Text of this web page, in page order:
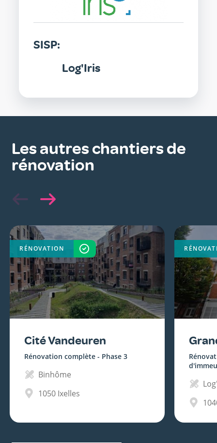
SISP:
Log'Iris
Les autres chantiers de
rénovation
Cité Vandeuren
Rénovation complète - Phase 3
Binhôme
1050 Ixelles
RÉNOVATION TERMINÉ